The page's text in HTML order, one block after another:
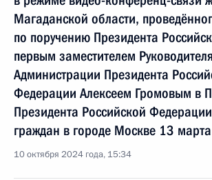
Магаданской области,
по поручению Президента
первым заместителем Руководителя
Администрации Президента
Федерации Алексеем Громовым в
Президента Российской
граждан в городе Москве 13
10 октября 2024 года, 15:34